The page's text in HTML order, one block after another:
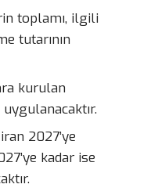
toplamı, ilgili
tutarının
kurulan
2027’ye
kadar ise